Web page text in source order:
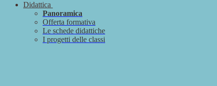
Didattica
Panoramica
Offerta formativa
Le schede didattiche
I progetti delle classi